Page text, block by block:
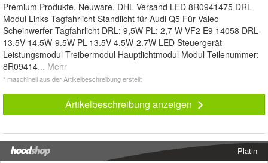
Premium Produkte, Neuware, DHL Versand LED 8R0941475 DRL
Modul Links Tagfahrlicht Standlicht für Audi Q5 Für Valeo
Scheinwerfer Tagfahrlicht DRL: 9,5W PL: 2,7 W VF2 E9 14058 DRL-
13.5V 14.5W-9.5W PL-13.5V 4.5W-2.7W LED Steuergerät
Leistungsmodul Treibermodul Hauptlichtmodul Modul Teilenummer:
8R09414... Mehr
* maschinell aus der Artikelbeschreibung erstellt
Artikelbeschreibung anzeigen
Platin